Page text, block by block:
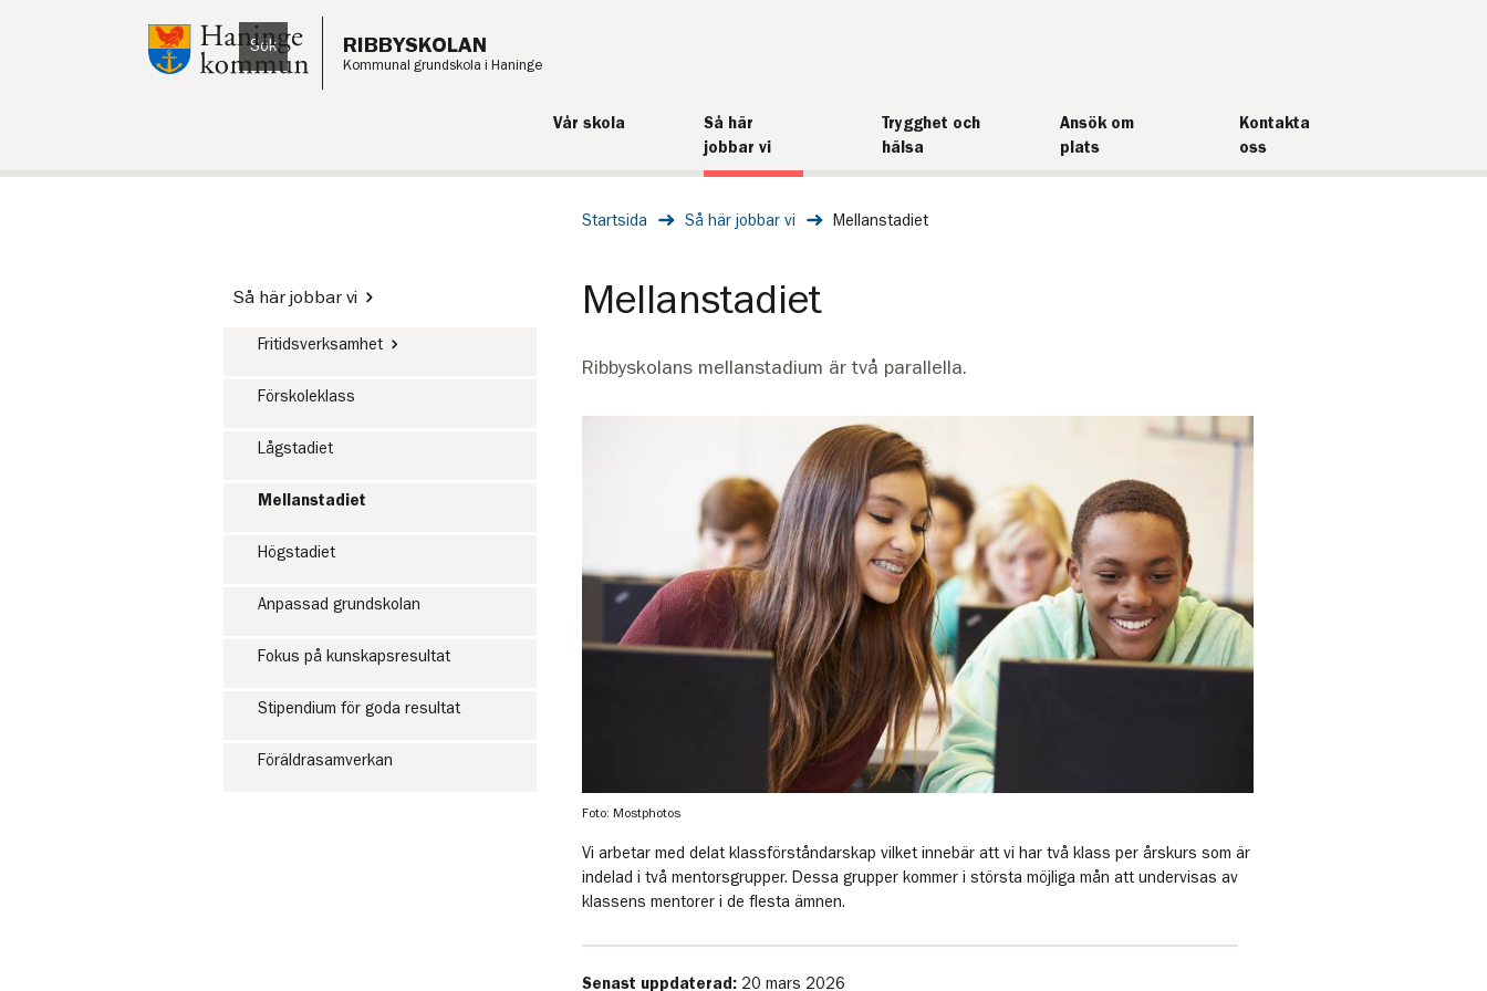
Till innehåll på sidan
RIBBYSKOLAN
Kommunal grundskola i Haninge
Lyssna Sök
Vår skola
Så här
jobbar vi
Trygghet och
hälsa
Ansök om
plats
Kontakta
oss
Startsida Så här jobbar vi Mellanstadiet
Så här jobbar vi
Fritidsverksamhet
Förskoleklass
Lågstadiet
Mellanstadiet
Högstadiet
Anpassad grundskolan
Fokus på kunskapsresultat
Stipendium för goda resultat
Föräldrasamverkan
Mellanstadiet
Ribbyskolans mellanstadium är två parallella.
Foto: Mostphotos
Vi arbetar med delat klassförståndarskap vilket innebär att vi har två klass per årskurs som är
indelad i två mentorsgrupper. Dessa grupper kommer i största möjliga mån att undervisas av
klassens mentorer i de flesta ämnen.
Senast uppdaterad: 20 mars 2026